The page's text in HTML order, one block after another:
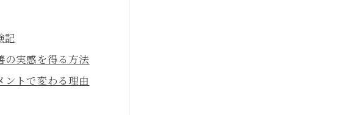
記
の実感を得る方法
ントで変わる理由
トメントの特徴